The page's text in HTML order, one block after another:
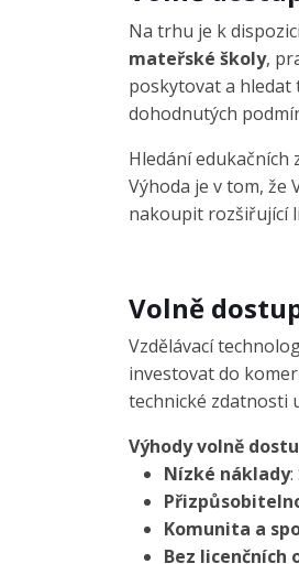
Na trhu je k
mateřské školy,
poskytovat a hledat
dohodnutých
Hledání edukačních
Výhoda je v tom,
nakoupit rozšiřující
Volně
Vzdělávací
investovat do
technické zdatnosti
Výhody volně
Nízké náklady
Komunita a
Bez licenčních